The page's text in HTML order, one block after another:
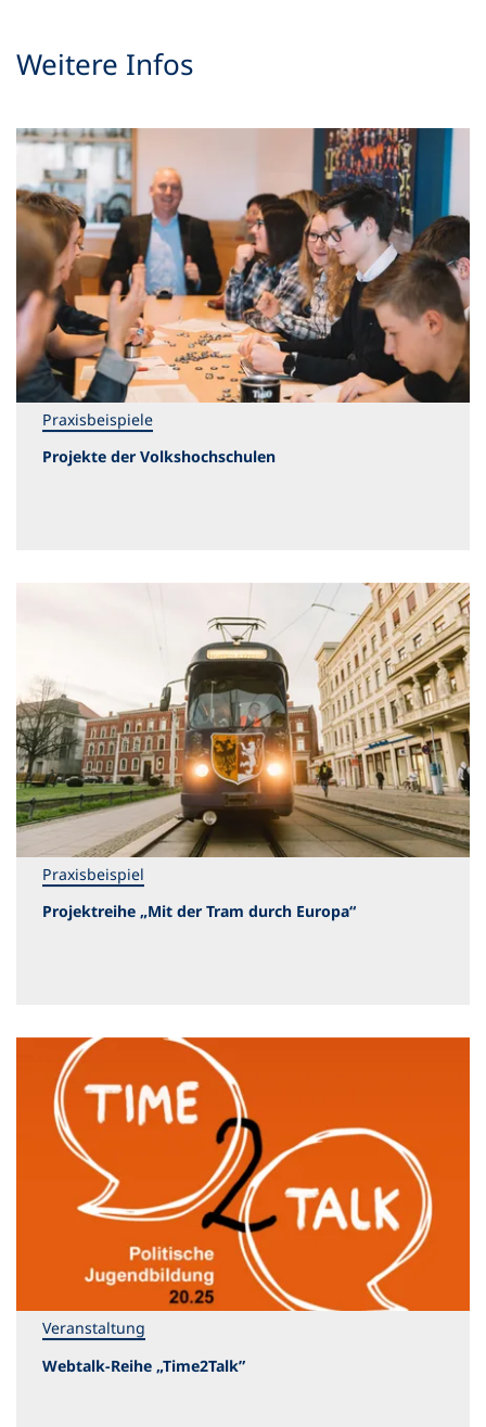
Weitere Infos
Praxisbeispiele
Projekte der Volkshochschulen
Praxisbeispiel
Projektreihe „Mit der Tram durch Europa“
Veranstaltung
Webtalk-Reihe „Time2Talk”